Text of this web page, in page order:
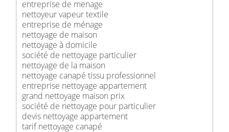
entreprise de menage
nettoyeur vapeur textile
entreprise de ménage
nettoyage de maison
nettoyage à domicile
société de nettoyage particulier
nettoyage de la maison
nettoyage canapé tissu professionnel
entreprise nettoyage appartement
grand nettoyage maison prix
société de nettoyage pour particulier
devis nettoyage appartement
tarif nettoyage canapé